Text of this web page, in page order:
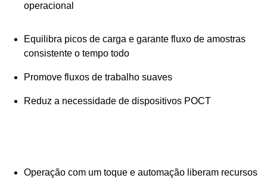
operacional
Equilibra picos de carga e garante fluxo de amostras
consistente o tempo todo
Promove fluxos de trabalho suaves
Reduz a necessidade de dispositivos POCT
Operação com um toque e automação liberam recursos